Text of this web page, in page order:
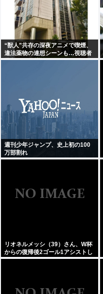
“獣人”共存の深夜アニメで喫煙、
違法薬物の連想シーンも…視聴者
批判でBPO議論
週刊少年ジャンプ、史上初の100
万部割れ
リオネルメッシ（39）さん、W杯
からの復帰後2ゴール1アシストし
てしまうwww